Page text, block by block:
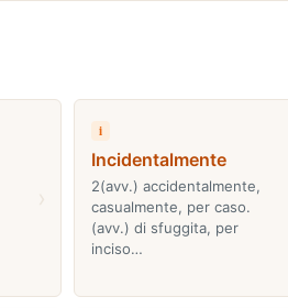
i
Incidentalmente
2(avv.) accidentalmente,
casualmente, per caso.
(avv.) di sfuggita, per
inciso…